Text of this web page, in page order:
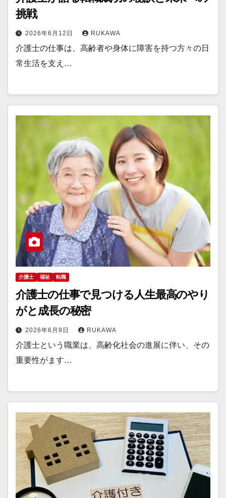
挑戦
2026年6月12日 RUKAWA
介護士の仕事は、高齢者や身体に障害を持つ方々の日
常生活を支え…
介護士 福祉 転職
介護士の仕事で見つける人生最高のやり
がと成長の秘密
2026年6月9日 RUKAWA
介護士という職業は、高齢化社会の進展に伴い、その
重要性がます…